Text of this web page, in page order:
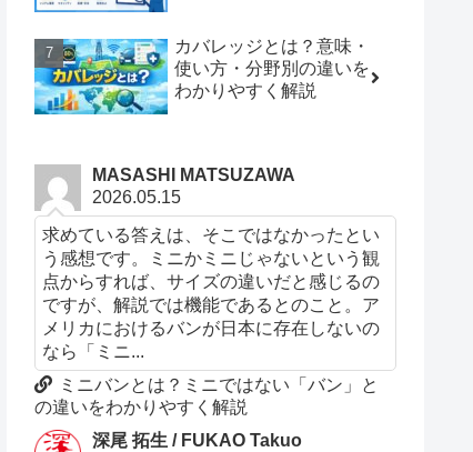
カバレッジとは？意味・
使い方・分野別の違いを
わかりやすく解説
MASASHI MATSUZAWA
2026.05.15
求めている答えは、そこではなかったとい
う感想です。ミニかミニじゃないという観
点からすれば、サイズの違いだと感じるの
ですが、解説では機能であるとのこと。ア
メリカにおけるバンが日本に存在しないの
なら「ミニ...
ミニバンとは？ミニではない「バン」と
の違いをわかりやすく解説
深尾 拓生 / FUKAO Takuo